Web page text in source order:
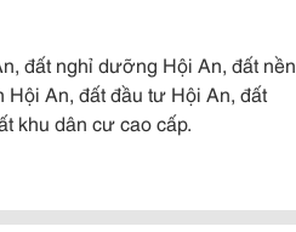
đất nghỉ dưỡng Hội An, đất nền
Hội An, đất đầu tư Hội An, đất
khu dân cư cao cấp.